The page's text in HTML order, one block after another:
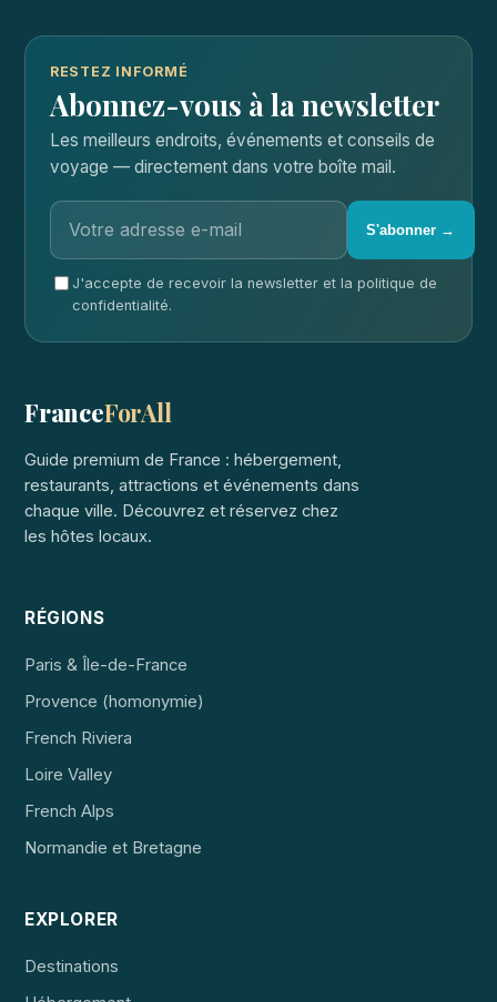
RESTEZ INFORMÉ
Abonnez-vous à la newsletter
Les meilleurs endroits, événements et conseils de
voyage — directement dans votre boîte mail.
S'abonner →
J'accepte de recevoir la newsletter et la politique de
confidentialité.
FranceForAll
Guide premium de France : hébergement,
restaurants, attractions et événements dans
chaque ville. Découvrez et réservez chez
les hôtes locaux.
RÉGIONS
Paris & Île-de-France
Provence (homonymie)
French Riviera
Loire Valley
French Alps
Normandie et Bretagne
EXPLORER
Destinations